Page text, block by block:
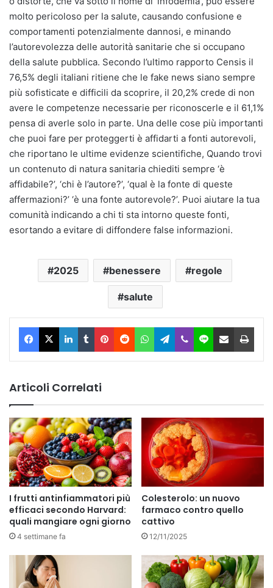
molto pericoloso per la salute, causando confusione e
comportamenti potenzialmente dannosi, e minando
l’autorevolezza delle autorità sanitarie che si occupano
della salute pubblica. Secondo l’ultimo rapporto Censis il
76,5% degli italiani ritiene che le fake news siano sempre
più sofisticate e difficili da scoprire, il 20,2% crede di non
avere le competenze necessarie per riconoscerle e il 61,1%
pensa di averle solo in parte. Una delle cose più importanti
che puoi fare per proteggerti è affidarti a fonti autorevoli,
che riportano le ultime evidenze scientifiche, Quando trovi
un contenuto di natura sanitaria chiediti sempre ‘è
affidabile?’, ‘chi è l’autore?’, ‘qual è la fonte di queste
affermazioni?’ ‘è una fonte autorevole?’. Puoi aiutare la tua
comunità indicando a chi ti sta intorno queste fonti,
esortando a evitare di diffondere false informazioni.
2025 benessere regole
salute
Facebook
X LinkedIn
TumblrPinterest
RedditWhatsAppTelegram
ViberLine Condividi via Email
Articoli Correlati
I frutti antinfiammatori più
efficaci secondo Harvard:
quali mangiare ogni giorno
4 settimane fa
Colesterolo: un nuovo
farmaco contro quello
cattivo
12/11/2025